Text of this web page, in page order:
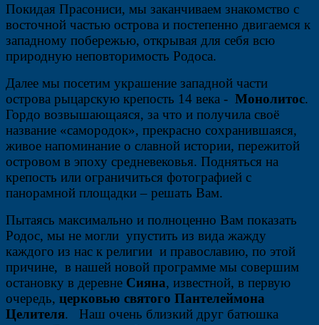
Покидая Прасониси, мы заканчиваем знакомство с
восточной частью острова и постепенно двигаемся к
западному побережью, открывая для себя всю
природную неповторимость Родоса.
Далее мы посетим украшение западной части
острова рыцарскую крепость 14 века - Монолитос.
Гордо возвышающаяся, за что и получила своё
название «самородок», прекрасно сохранившаяся,
живое напоминание о славной истории, пережитой
островом в эпоху средневековья. Подняться на
крепость или ограничиться фотографией с
панорамной площадки – решать Вам.
Пытаясь максимально и полноценно Вам показать
Родос, мы не могли упустить из вида жажду
каждого из нас к религии и православию, по этой
причине, в нашей новой программе мы совершим
остановку в деревне Сияна, известной, в первую
очередь, церковью святого Пантелеймона
Целителя. Наш очень близкий друг батюшка